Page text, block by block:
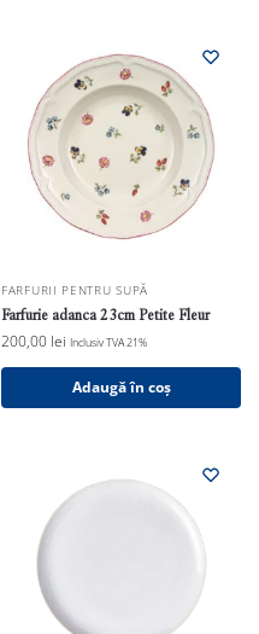
FARFURII PENTRU SUPĂ
Farfurie adanca 23cm Petite Fleur
200,00 lei Inclusiv TVA 21%
Adaugă în coș